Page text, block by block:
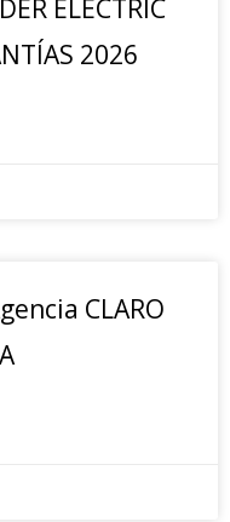
ELECTRIC
2026
CLARO